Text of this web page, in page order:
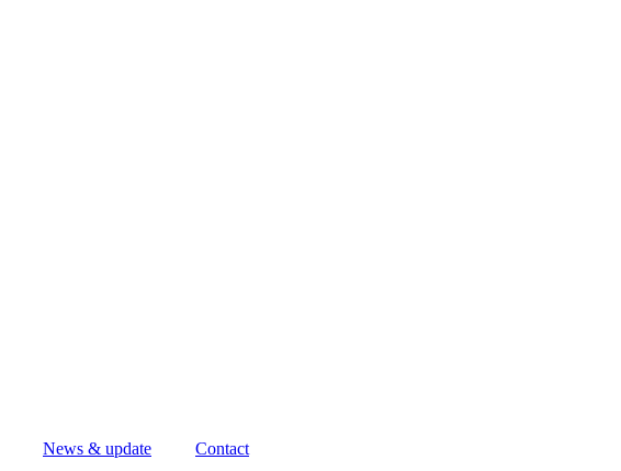
News & update Contact